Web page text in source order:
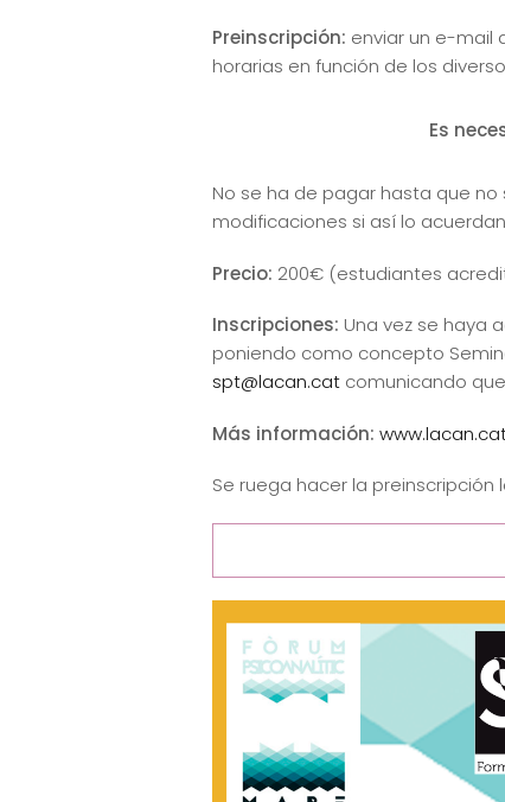
Preinscripción: enviar un e-mail
horarias en función de los
Es
No se ha de pagar hasta que
modificaciones si así lo
Precio: 200€ (estudiantes
Inscripciones: Una vez se haya
poniendo como concepto
spt@lacan.catcomunicando
Más información:
Se ruega hacer la preinscripción